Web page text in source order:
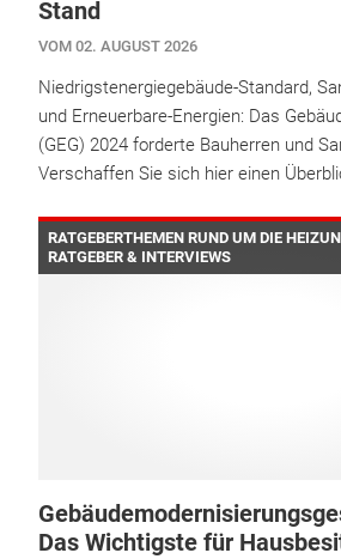
Stand
VOM 02. AUGUST 2026
Niedrigstenergiegebäude-Standard,
und Erneuerbare-Energien: Das
(GEG) 2024 forderte Bauherren und
Verschaffen Sie sich hier einen
RATGEBERTHEMEN RUND UM DIE
RATGEBER & INTERVIEWS
Das Wichtigste für